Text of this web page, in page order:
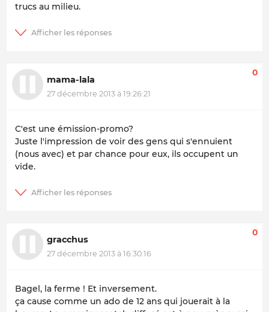
trucs au milieu.
mama-lala
27 décembre 2013 à 19:26:21
0
C'est une émission-promo?
Juste l'impression de voir des gens qui s'ennuient
(nous avec) et par chance pour eux, ils occupent un
vide.
gracchus
27 décembre 2013 à 16:30:16
0
Bagel, la ferme ! Et inversement.
ça cause comme un ado de 12 ans qui jouerait à la